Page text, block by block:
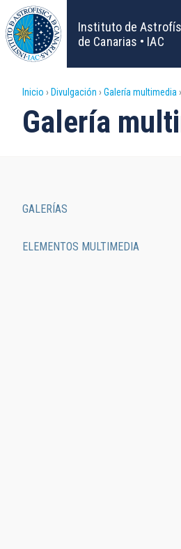
Pasar
al
contenido
principal
Instituto de
de Canarias • IAC
Sobrescribir
enlaces
la
Inicio Divulgación Galería multimedia
Galería
navigation
GALERÍAS
ELEMENTOS MULTIMEDIA